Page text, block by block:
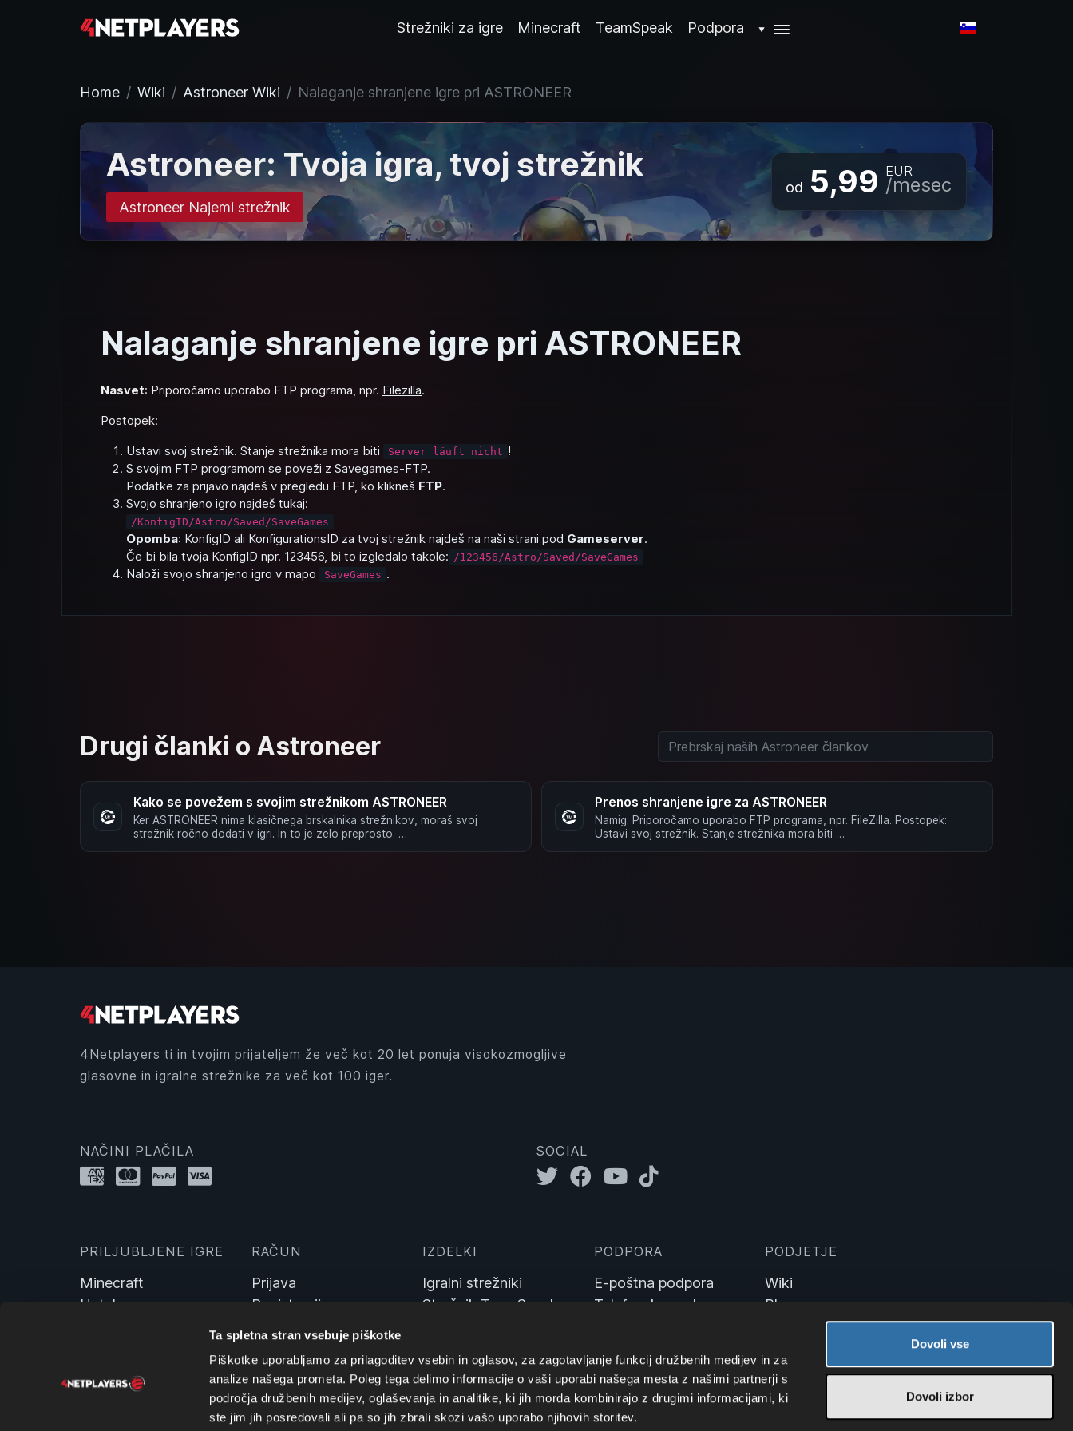
Ta spletna stran vsebuje piškotke
Piškotke uporabljamo za prilagoditev vsebin in oglasov, za zagotavljanje funkcij družbenih medijev in za
analize našega prometa. Poleg tega delimo informacije o vaši uporabi našega mesta z našimi partnerji s
področja družbenih medijev, oglaševanja in analitike, ki jih morda kombinirajo z drugimi informacijami, ki
ste jim jih posredovali ali pa so jih zbrali skozi vašo uporabo njihovih storitev.
Dovoli vse
Dovoli izbor
Strežniki za igre Minecraft TeamSpeak Podpora ▼
Home Wiki Astroneer Wiki Nalaganje shranjene igre pri ASTRONEER
Astroneer: Tvoja igra, tvoj strežnik
Astroneer Najemi strežnik
od 5,99 EUR
/mesec
Nalaganje shranjene igre pri ASTRONEER
Nasvet: Priporočamo uporabo FTP programa, npr. Filezilla.
Postopek:
Ustavi svoj strežnik. Stanje strežnika mora biti
Server läuft nicht !
S svojim FTP programom se poveži z Savegames-FTP.
Podatke za prijavo najdeš v pregledu FTP, ko klikneš FTP.
Svojo shranjeno igro najdeš tukaj:
/KonfigID/Astro/Saved/SaveGames
Opomba: KonfigID ali KonfigurationsID za tvoj strežnik najdeš na naši strani pod Gameserver.
Če bi bila tvoja KonfigID npr. 123456, bi to izgledalo takole: /123456/Astro/Saved/SaveGames
Naloži svojo shranjeno igro v mapo SaveGames .
Drugi članki o Astroneer
Kako se povežem s svojim strežnikom ASTRONEER
Ker ASTRONEER nima klasičnega brskalnika strežnikov, moraš svoj
strežnik ročno dodati v igri. In to je zelo preprosto. …
Prenos shranjene igre za ASTRONEER
Namig: Priporočamo uporabo FTP programa, npr. FileZilla. Postopek:
Ustavi svoj strežnik. Stanje strežnika mora biti …
4Netplayers ti in tvojim prijateljem že več kot 20 let ponuja visokozmogljive
glasovne in igralne strežnike za več kot 100 iger.
NAČINI PLAČILA SOCIAL
PRILJUBLJENE IGRE
Minecraft
Hytale
Farming Simulator 25
ARK: Survival Evolved
7 Days To Die
RAČUN
Prijava
Registracija
IZDELKI
Igralni strežniki
Strežnik TeamSpeak
PODPORA
E-poštna podpora
Telefonska podpora
PODJETJE
Wiki
Blog